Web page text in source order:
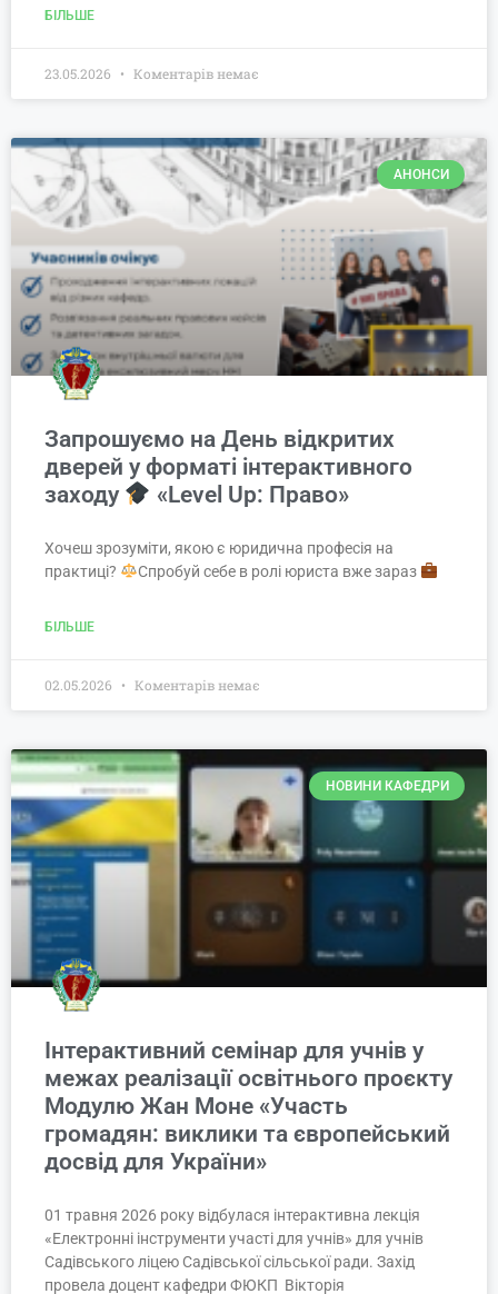
БІЛЬШЕ
23.05.2026 Коментарів немає
АНОНСИ
Запрошуємо на День відкритих
дверей у форматі інтерактивного
заходу
«Level Up: Право»
Хочеш зрозуміти, якою є юридична професія на
практиці?
Спробуй себе в ролі юриста вже зараз
БІЛЬШЕ
02.05.2026 Коментарів немає
НОВИНИ КАФЕДРИ
Інтерактивний семінар для учнів у
межах реалізації освітнього проєкту
Модулю Жан Моне «Участь
громадян: виклики та європейський
досвід для України»
01 травня 2026 року відбулася інтерактивна лекція
«Електронні інструменти участі для учнів» для учнів
Садівського ліцею Садівської сільської ради. Захід
провела доцент кафедри ФЮКП Вікторія